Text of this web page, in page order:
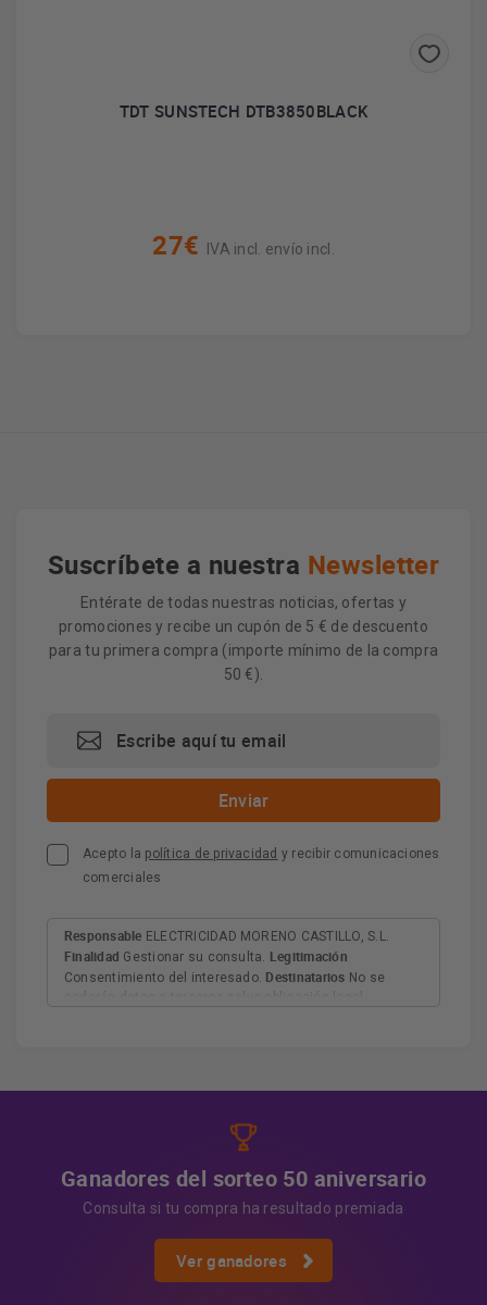
TDT SUNSTECH DTB3850BLACK
27€ IVA incl. envío incl.
Suscríbete a nuestra Newsletter
Entérate de todas nuestras noticias, ofertas y
promociones y recibe un cupón de 5 € de descuento
para tu primera compra (importe mínimo de la compra
50 €).
Acepto la política de privacidad y recibir comunicaciones
comerciales
Responsable ELECTRICIDAD MORENO CASTILLO, S.L.
Finalidad Gestionar su consulta. Legitimación
Consentimiento del interesado. Destinatarios No se
Ganadores del sorteo 50 aniversario
Consulta si tu compra ha resultado premiada
Ver ganadores